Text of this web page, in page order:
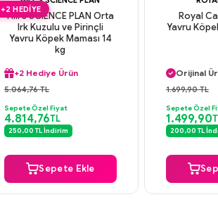
+2 HEDIYE
Hill's SCIENCE PLAN Orta
Irk Kuzulu ve Pirinçli
Yavru Köpek Maması 14
kg
+2 Hediye Ürün
Aynı Gün Kargo
Güvenli Ödeme
+2 Hediye Ürün
5.064,76 TL
Sepete Özel Fiyat
4.814,76TL
250,00 TL İndirim
Sepete Ekle
Royal
Yavru
Orijinal
Güvenli
1.699,90 TL
Sepete Özel
1.499,90
200,00 TL